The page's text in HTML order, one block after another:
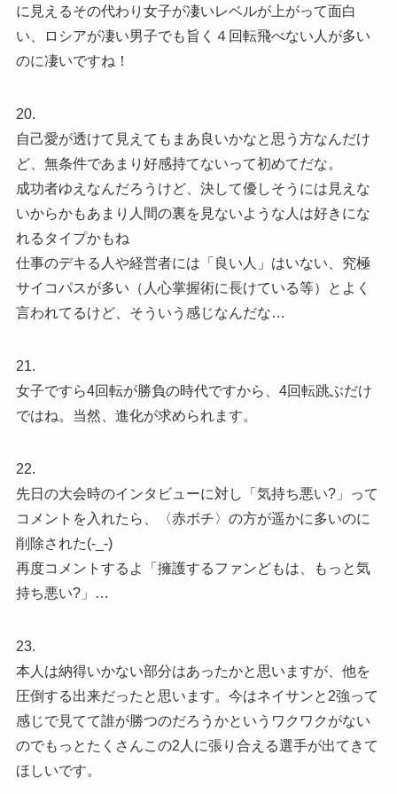
に見えるその代わり女子が凄いレベルが上がって面白
い、ロシアが凄い男子でも旨く４回転飛べない人が多い
のに凄いですね！
20.
自己愛が透けて見えてもまあ良いかなと思う方なんだけ
ど、無条件であまり好感持てないって初めてだな。
成功者ゆえなんだろうけど、決して優しそうには見えな
いからかもあまり人間の裏を見ないような人は好きにな
れるタイプかもね
仕事のデキる人や経営者には「良い人」はいない、究極
サイコパスが多い（人心掌握術に長けている等）とよく
言われてるけど、そういう感じなんだな…
21.
女子ですら4回転が勝負の時代ですから、4回転跳ぶだけ
ではね。当然、進化が求められます。
22.
先日の大会時のインタビューに対し「気持ち悪い?」って
コメントを入れたら、〈赤ボチ〉の方が遥かに多いのに
削除された(-_-)
再度コメントするよ「擁護するファンどもは、もっと気
持ち悪い?」…
23.
本人は納得いかない部分はあったかと思いますが、他を
圧倒する出来だったと思います。今はネイサンと2強って
感じで見てて誰が勝つのだろうかというワクワクがない
のでもっとたくさんこの2人に張り合える選手が出てきて
ほしいです。